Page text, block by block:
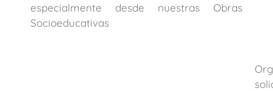
especialmente desde nuestras Obras
Socioeducativas